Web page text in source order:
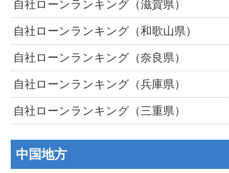
自社ローンランキング（滋賀県）
自社ローンランキング（和歌山県）
自社ローンランキング（奈良県）
自社ローンランキング（兵庫県）
自社ローンランキング（三重県）
中国地方